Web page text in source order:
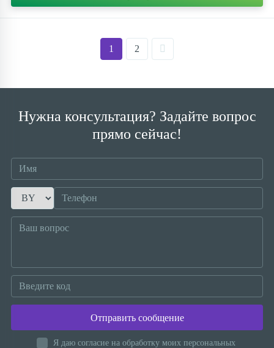
1 2
Нужна консультация? Задайте вопрос
прямо сейчас!
Отправить сообщение
Я даю согласие на обработку моих персональных